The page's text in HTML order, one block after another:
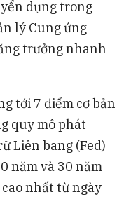
dụng trong
lý Cung ứng
trưởng nhanh
tới 7 điểm cơ bản
quy mô phát
Liên bang (Fed)
năm và 30 năm
nhất từ ngày